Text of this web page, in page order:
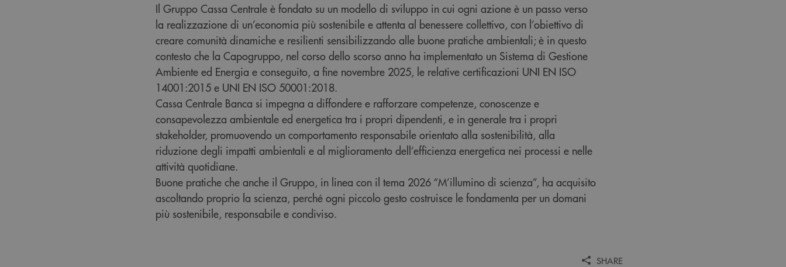
Il Gruppo Cassa Centrale è fondato su un modello di sviluppo in cui ogni azione è un passo verso
la realizzazione di un’economia più sostenibile e attenta al benessere collettivo, con l’obiettivo di
creare comunità dinamiche e resilienti sensibilizzando alle buone pratiche ambientali; è in questo
contesto che la Capogruppo, nel corso dello scorso anno ha implementato un Sistema di Gestione
Ambiente ed Energia e conseguito, a fine novembre 2025, le relative certificazioni UNI EN ISO
14001:2015 e UNI EN ISO 50001:2018.
Cassa Centrale Banca si impegna a diffondere e rafforzare competenze, conoscenze e
consapevolezza ambientale ed energetica tra i propri dipendenti, e in generale tra i propri
stakeholder, promuovendo un comportamento responsabile orientato alla sostenibilità, alla
riduzione degli impatti ambientali e al miglioramento dell’efficienza energetica nei processi e nelle
attività quotidiane.
Buone pratiche che anche il Gruppo, in linea con il tema 2026 “M’illumino di scienza”, ha acquisito
ascoltando proprio la scienza, perché ogni piccolo gesto costruisce le fondamenta per un domani
più sostenibile, responsabile e condiviso.
SHARE